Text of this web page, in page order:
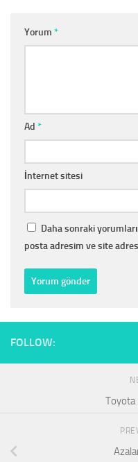
Yorum *
Ad *
İnternet sitesi
Daha sonraki
posta adresim ve site
FOLLOW:
Toyota